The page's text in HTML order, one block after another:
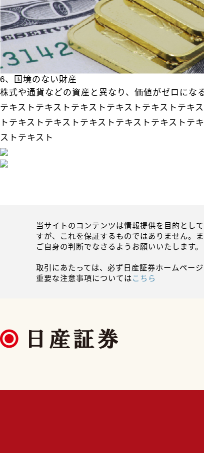
6、国境のない財産
株式や通貨などの資産と異なり、価値がゼロにな
テキストテキストテキストテキストテキストテキ
トテキストテキストテキストテキストテキストテ
ストテキスト
当サイトのコンテンツは情報提供を目的とし
すが、これを保証するものではありません。
ご自身の判断でなさるようお願いいたします
取引にあたっては、必ず日産証券ホームペー
重要な注意事項についてはこちら